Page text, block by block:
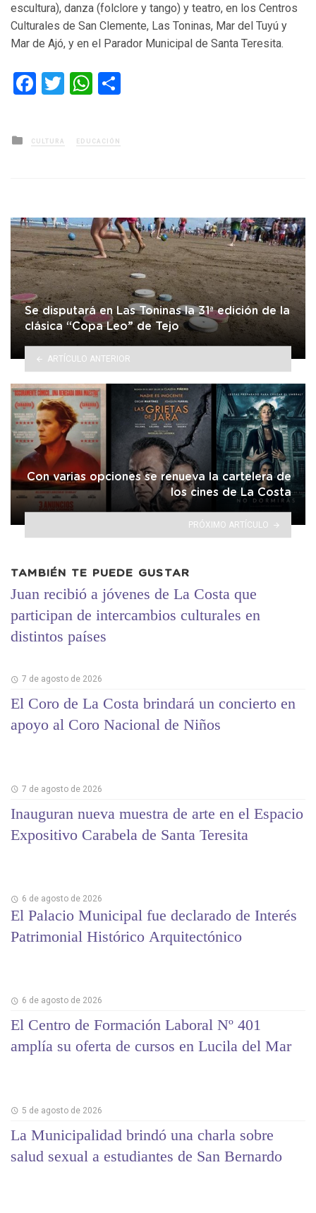
escultura), danza (folclore y tango) y teatro, en los Centros
Culturales de San Clemente, Las Toninas, Mar del Tuyú y
Mar de Ajó, y en el Parador Municipal de Santa Teresita.
Facebook
TwitterWhatsApp
Posted
in
CULTURA EDUCACIÓN
Se disputará en Las Toninas la 31ª edición de la
clásica “Copa Leo” de Tejo
ARTÍCULO ANTERIOR
Con varias opciones se renueva la cartelera de
los cines de La Costa
PRÓXIMO ARTÍCULO
TAMBIÉN TE PUEDE GUSTAR
Juan recibió a jóvenes de La Costa que
participan de intercambios culturales en
distintos países
7 de agosto de 2026
El Coro de La Costa brindará un concierto en
apoyo al Coro Nacional de Niños
7 de agosto de 2026
Inauguran nueva muestra de arte en el Espacio
Expositivo Carabela de Santa Teresita
6 de agosto de 2026
El Palacio Municipal fue declarado de Interés
Patrimonial Histórico Arquitectónico
6 de agosto de 2026
El Centro de Formación Laboral Nº 401
amplía su oferta de cursos en Lucila del Mar
5 de agosto de 2026
La Municipalidad brindó una charla sobre
salud sexual a estudiantes de San Bernardo